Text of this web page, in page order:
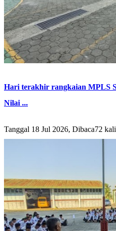
Hari terakhir rangkaian MPLS
Nilai ...
Tanggal 18 Jul 2026, Dibaca72 kali